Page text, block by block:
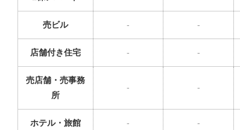
売ビル - -
店舗付き住宅 - -
売店舗・売事務
所
- -
ホテル・旅館 - -